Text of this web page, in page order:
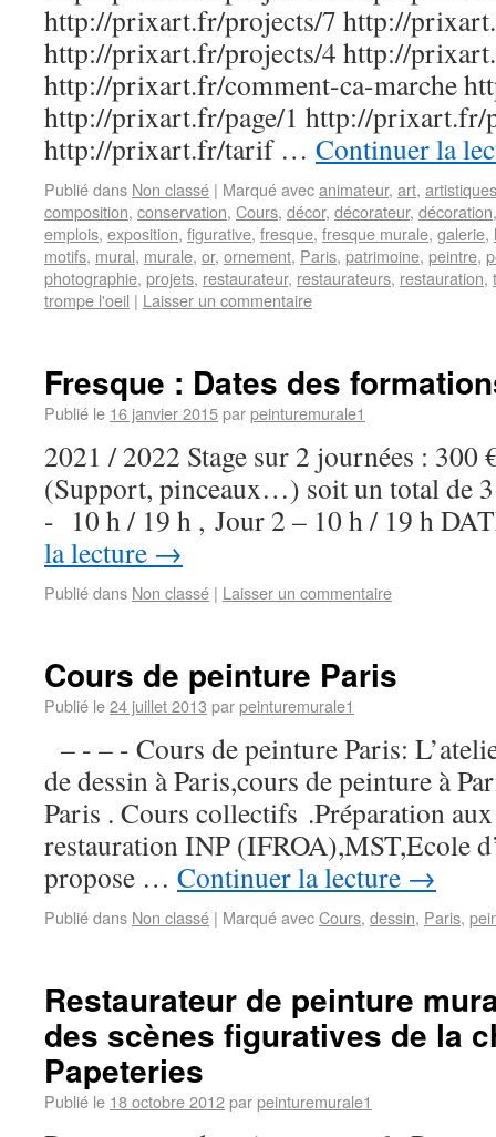
http://prixart.fr/projects/7 http://
http://prixart.fr/projects/4 http://
http://prixart.fr/comment-ca-marche
http://prixart.fr/page/1 http://prixart.fr/
http://prixart.fr/tarif … Continuer la
Publié dans Non classé | Marqué avecanimateur, art, artistiques
composition, conservation, Cours, décor, décorateur, décoration
emplois, exposition, figurative, fresque, fresque murale, galerie,
motifs, mural, murale, or, ornement, Paris, patrimoine, peintre,
photographie, projets, restaurateur, restaurateurs, restauration,
trompe l'oeil | Laisser un commentaire
Fresque : Dates des
Publié le 16 janvier 2015parpeinturemurale1
2021 / 2022 Stage sur 2 journées : 300
(Support, pinceaux…) soit un total de
- 10 h / 19 h , Jour 2 – 10 h / 19 h
la lecture →
Publié dans Non classé | Laisser un commentaire
Cours de peinture Paris
Publié le24 juillet 2013 parpeinturemurale1
– - – - Cours de peinture Paris:
de dessin à Paris,cours de peinture à
Paris . Cours collectifs .Préparation aux
restauration INP (IFROA),MST,Ecole
propose … Continuer la lecture →
Publié dans Non classé | Marqué avecCours, dessin, Paris,
Restaurateur de peinture
des scènes figuratives de la
Papeteries
Publié le 18 octobre 2012parpeinturemurale1